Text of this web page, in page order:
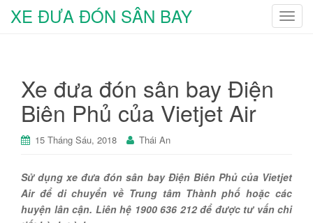
T
g
a
t
XE ĐƯA ĐÓN SÂN BAY
Xe đưa đón sân bay Điện
Biên Phủ của Vietjet Air
15 Tháng Sáu, 2018 Thái An
Sử dụng xe đưa đón sân bay Điện Biên Phủ của Vietjet
Air để di chuyển về Trung tâm Thành phố hoặc các
huyện lân cận. Liên hệ 1900 636 212 để được tư vấn chi